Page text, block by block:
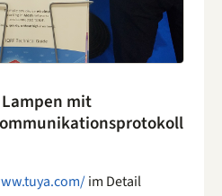
mit
im Detail